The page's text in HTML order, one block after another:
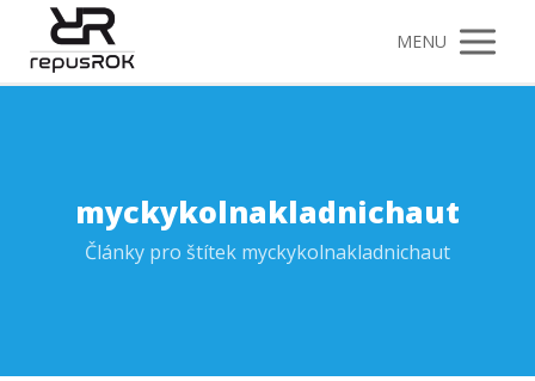
MENU
myckykolnakladnichaut
Články pro štítek myckykolnakladnichaut